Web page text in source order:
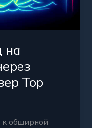
на
Тор
к обширной